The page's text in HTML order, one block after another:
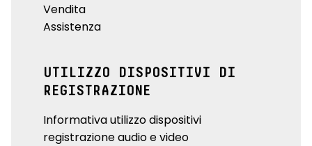
Vendita
Assistenza
UTILIZZO DISPOSITIVI DI
REGISTRAZIONE
Informativa utilizzo dispositivi
registrazione audio e video